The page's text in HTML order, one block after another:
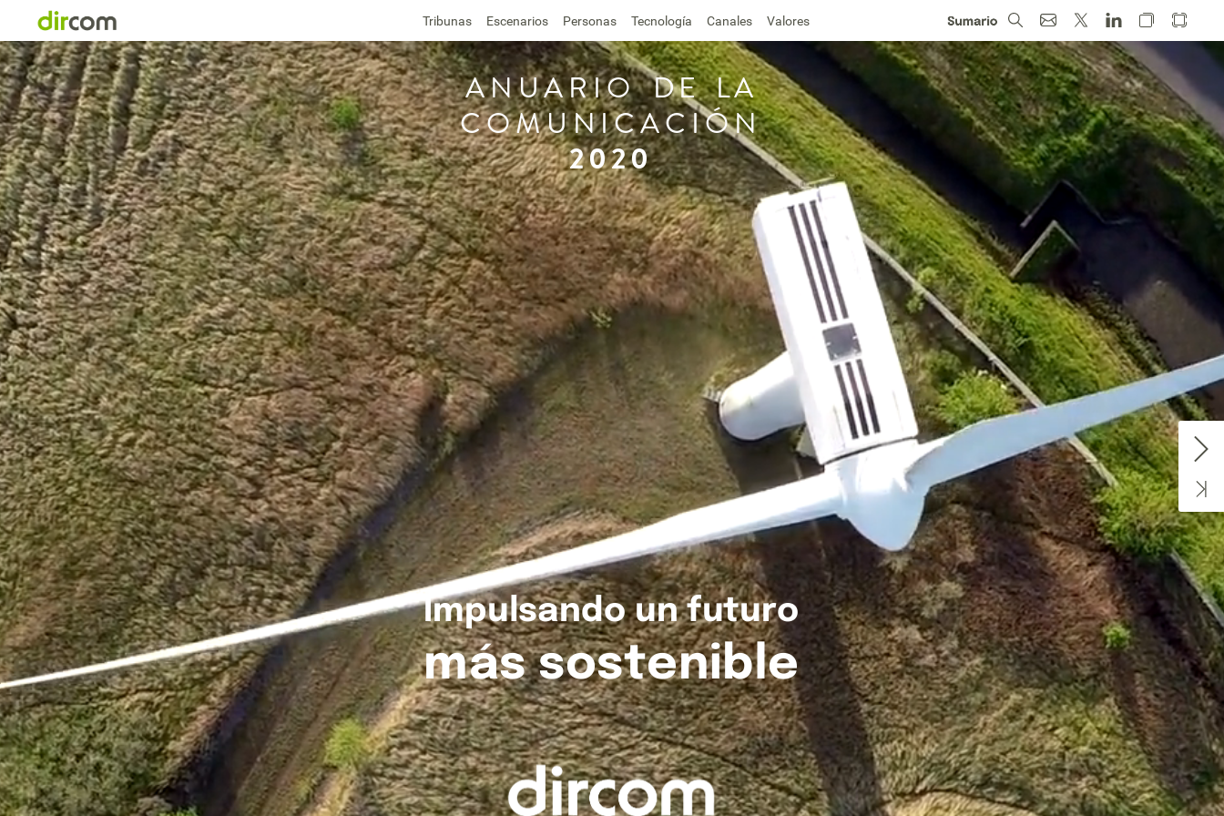
Tribunas Escenarios Personas Tecnología Canales Valores
ANUARIO DE LA
COMUNICACIÓN
2020
Impulsando un futuro
más sostenible